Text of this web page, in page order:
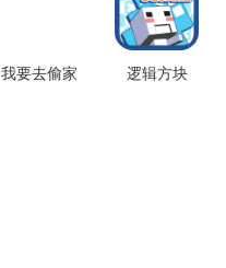
戏中是有一些不同的场景都是能
够去进行体验的，我们也是能够
去刺激的进行对战的，小编现在
就是收集了一些有意思的拳击游
戏，相信你们一定会喜欢的。
我要去偷家 逻辑方块